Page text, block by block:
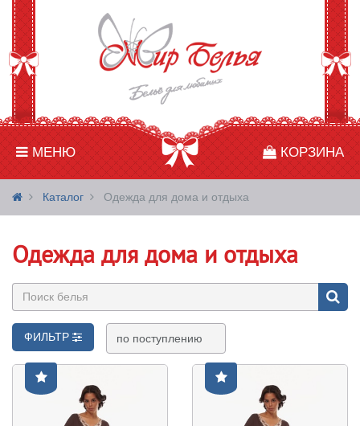
МЕНЮ КОРЗИНА
Каталог Одежда для дома и отдыха
Одежда для дома и отдыха
ФИЛЬТР